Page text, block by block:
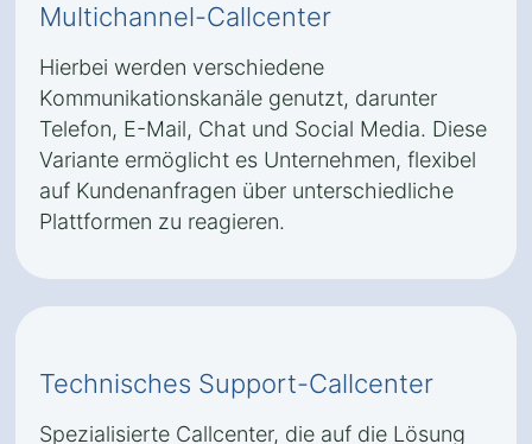
Multichannel-Callcenter
Hierbei werden verschiedene
Kommunikationskanäle genutzt, darunter
Telefon, E-Mail, Chat und Social Media. Diese
Variante ermöglicht es Unternehmen, flexibel
auf Kundenanfragen über unterschiedliche
Plattformen zu reagieren.
Technisches Support-Callcenter
Spezialisierte Callcenter, die auf die Lösung